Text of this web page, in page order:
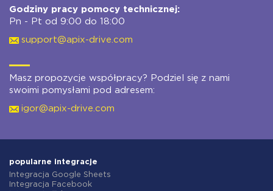
Godziny pracy pomocy technicznej:
Pn - Pt od 9:00 do 18:00
support@apix-drive.com
Masz propozycje współpracy? Podziel się z nami
swoimi pomysłami pod adresem:
igor@apix-drive.com
popularne integracje
Integracja Google Sheets
Integracja Facebook